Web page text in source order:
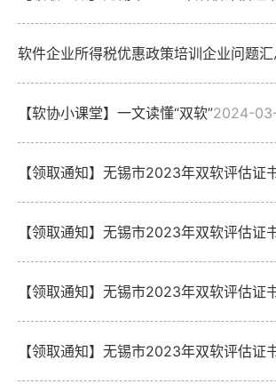
软件企业所得税优惠政策培训企业问题汇
【软协小课堂】一文读懂“双软”2024-
【领取通知】无锡市2023年双软评估证
【领取通知】无锡市2023年双软评估证
【领取通知】无锡市2023年双软评估证
【领取通知】无锡市2023年双软评估证